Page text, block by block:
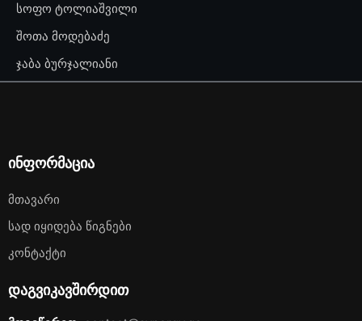
სოფო ტოლიაშვილი
შოთა მოდებაძე
ჯაბა ბურჯალიანი
ინფორმაცია
Მთავარი
Სად Იყიდება Წიგნები
Კონტაქტი
დაგვიკავშირდით